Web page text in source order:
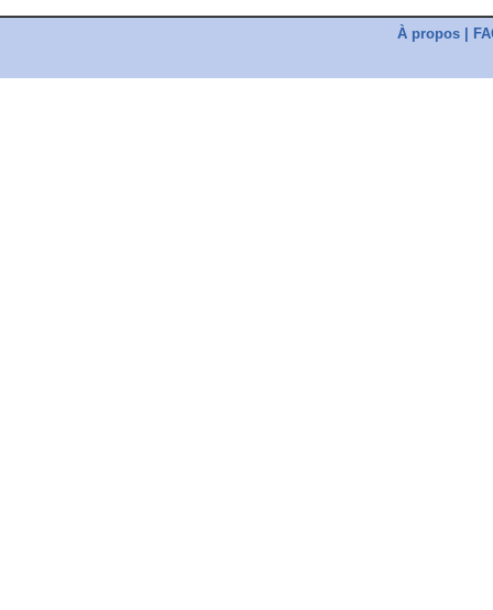
À propos